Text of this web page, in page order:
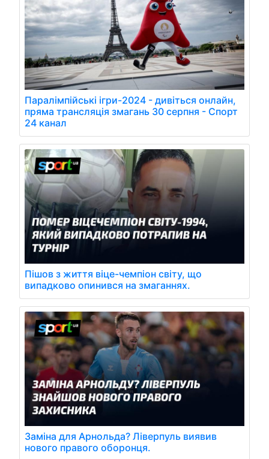
Паралімпійські ігри-2024 - дивіться онлайн,
пряма трансляція змагань 30 серпня - Спорт
24 канал
Пішов з життя віце-чемпіон світу, що
випадково опинився на змаганнях.
Заміна для Арнольда? Ліверпуль виявив
нового правого оборонця.